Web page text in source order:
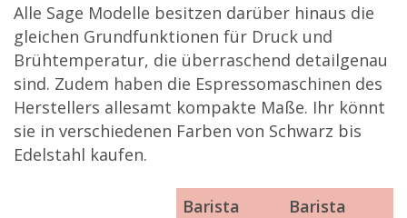
Alle Sage Modelle besitzen darüber hinaus die
gleichen Grundfunktionen für Druck und
Brühtemperatur, die überraschend detailgenau
sind. Zudem haben die Espressomaschinen des
Herstellers allesamt kompakte Maße. Ihr könnt
sie in verschiedenen Farben von Schwarz bis
Edelstahl kaufen.
Barista
Barista